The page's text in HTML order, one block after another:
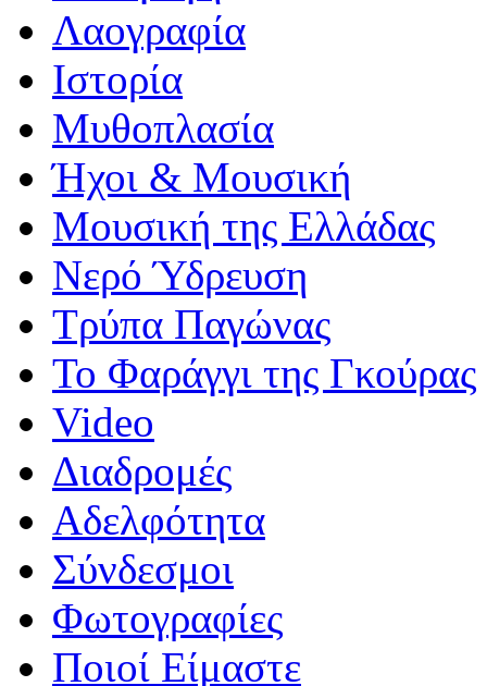
Λαογραφία
Ιστορία
Μυθοπλασία
Ήχοι & Μουσική
Μουσική της Ελλάδας
Νερό Ύδρευση
Τρύπα Παγώνας
Το Φαράγγι της Γκούρας
Video
Διαδρομές
Αδελφότητα
Σύνδεσμοι
Φωτογραφίες
Ποιοί Είμαστε